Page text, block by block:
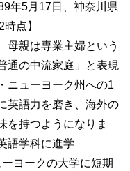
年5月17日、神奈川県
点】
母親は専業主婦という
通の中流家庭」と表現
ニューヨーク州への1
英語力を磨き、海外の
を持つようになりま
語学科に進学
ヨークの大学に短期